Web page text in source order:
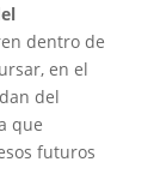
dentro de
en el
del
que
futuros